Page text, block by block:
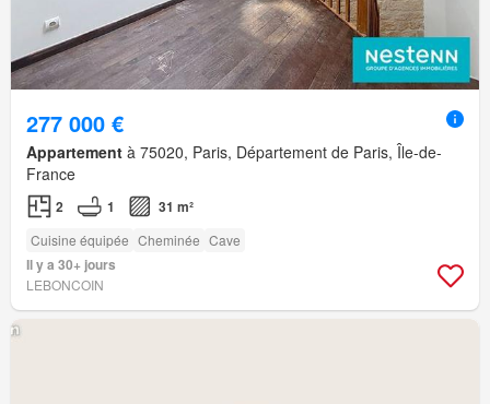
277 000 €
Appartement à 75020, Paris, Département de Paris, Île-de-
France
2 1 31 m²
Cuisine équipée Cheminée Cave
Il y a 30+ jours
LEBONCOIN